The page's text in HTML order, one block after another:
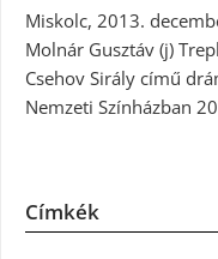
Miskolc, 2013.
Molnár Gusztáv (j)
Csehov Sirály című
Nemzeti Színházban
Címkék